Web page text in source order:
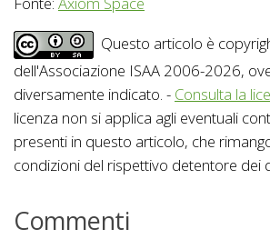
Questo articolo è
dell'Associazione ISAA 2006-2026,
diversamente indicato. - Consulta la
licenza non si applica agli eventuali
presenti in questo articolo, che
condizioni del rispettivo detentore dei
Commenti